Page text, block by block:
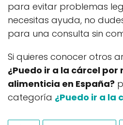
para evitar problemas
necesitas ayuda, no
para una consulta sin
Si quieres conocer otros
¿Puedo ir a la cárcel
alimenticia en España?
categoría ¿Puedo ir a la